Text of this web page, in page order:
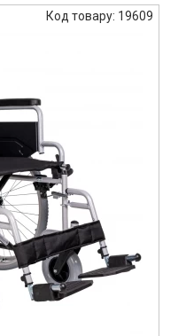
Код товару: 19609